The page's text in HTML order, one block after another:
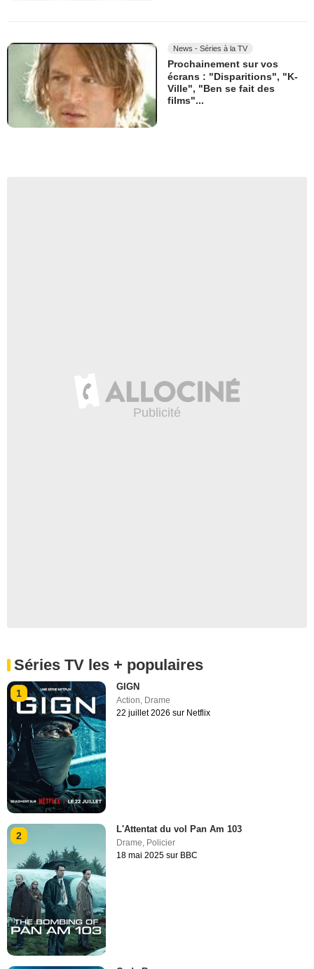
News - Séries à la TV
Prochainement sur vos
écrans : "Disparitions", "K-
Ville", "Ben se fait des
films"...
Séries TV les + populaires
1
GIGN
Action Drame
22 juillet 2026 sur Netflix
2
L'Attentat du vol Pan Am 103
Drame, Policier
18 mai 2025 sur BBC